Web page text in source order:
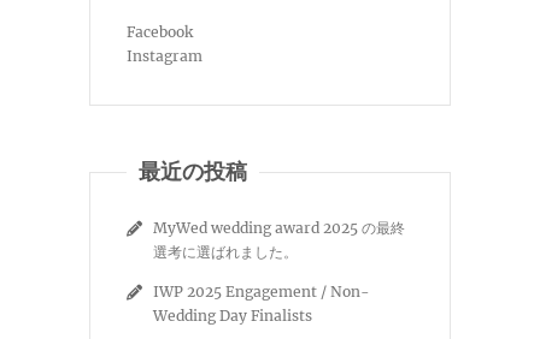
Facebook
Instagram
最近の投稿
MyWed wedding award 2025 の最終
選考に選ばれました。
IWP 2025 Engagement / Non-
Wedding Day Finalists